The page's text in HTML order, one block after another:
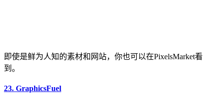
即使是鲜为人知的素材和网站，你也可以在PixelsMarket看
到。
23. GraphicsFuel